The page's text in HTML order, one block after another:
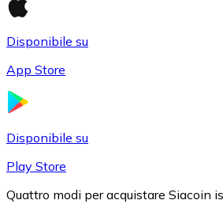
Disponibile su
App Store
Disponibile su
Play Store
Quattro modi per acquistare Siacoin